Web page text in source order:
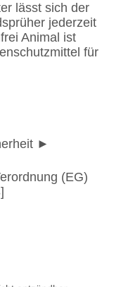
lässt sich der
jederzeit
Animal ist
für
(EG)